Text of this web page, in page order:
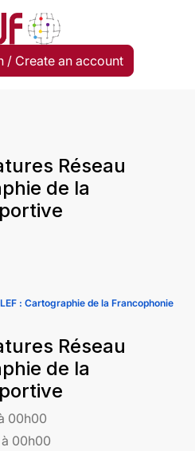
/ Create an account
Réseau
de la
: Cartographie de la Francophonie
Réseau
de la
00h00
00h00